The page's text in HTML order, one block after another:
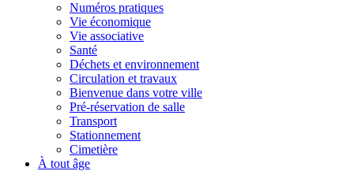
Numéros pratiques
Vie économique
Vie associative
Santé
Déchets et environnement
Circulation et travaux
Bienvenue dans votre ville
Pré-réservation de salle
Transport
Stationnement
Cimetière
À tout âge